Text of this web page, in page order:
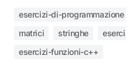
esercizi-di-programmazione
matrici
stringhe
esercizi-funzioni-c++